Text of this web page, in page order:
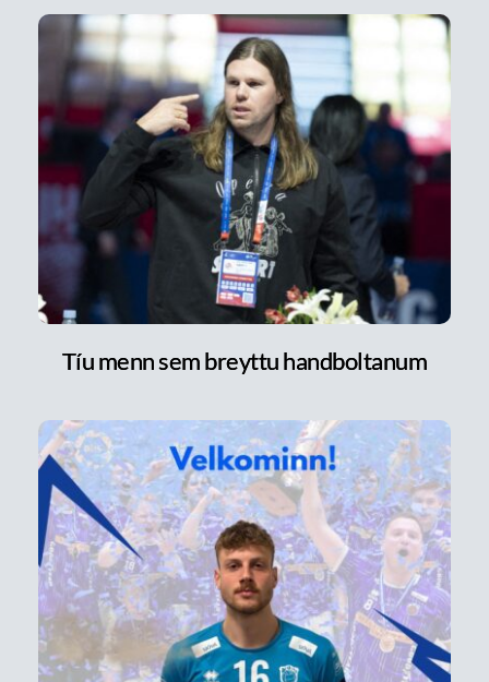
Tíu menn sem breyttu handboltanum